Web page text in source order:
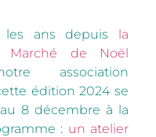
ans depuis la
Marché de Noël
association
édition 2024 se
8 décembre à la
: un atelier